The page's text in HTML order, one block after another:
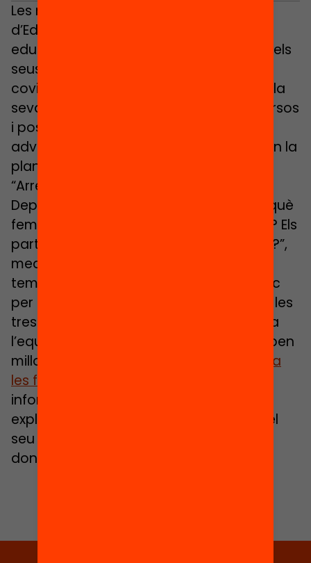
Les noves indicacions del Departament
d’Educació han obligat als centres
educatius a fer canvis d’última hora en els
seus protocols de seguretat davant la
covid-19. Cada escola haurà de trobar la
seva fórmula considerant els seus recursos
i possibilitats, però la Dolors Queralt
adverteix de la importància del “com” en la
planificació d’aquests protocols.
“Arrel de les noves indicacions del
Departament, ens vam preguntar: ara què
fem amb aquests grups? No els partim? Els
partim? Els partim per cicles? Per nivells?”,
medita la Dolors, “i per resoldre aquests
temes vam preparar un correu específic
per a cada cicle amb un formulari amb les
tres o quatres opcions i vam demanar a
l’equip docent que decideixin quina troben
millor i ens expliquin perquè”.
Pel que fa a
les famílies
informatives per grups estables per
explicar-los l’organització específica del
seu nivell, escoltar les seves inquietuds i
donar les respostes necessaries.